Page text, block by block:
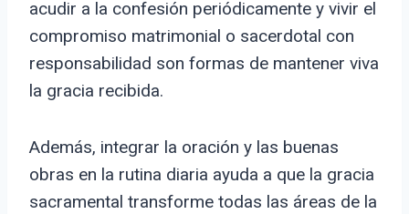
acudir a la confesión periódicamente y vivir el
compromiso matrimonial o sacerdotal con
responsabilidad son formas de mantener viva
la gracia recibida.
Además, integrar la oración y las buenas
obras en la rutina diaria ayuda a que la gracia
sacramental transforme todas las áreas de la